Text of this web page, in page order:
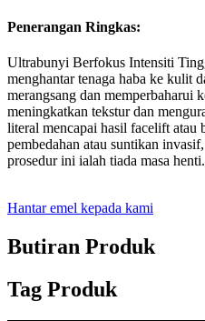
Penerangan Ringkas:
Ultrabunyi Berfokus Intensiti
menghantar tenaga haba ke kulit
merangsang dan memperbaharui
meningkatkan tekstur dan
literal mencapai hasil facelift atau
pembedahan atau suntikan
prosedur ini ialah tiada masa henti.
Hantar emel kepada kami
Butiran Produk
Tag Produk